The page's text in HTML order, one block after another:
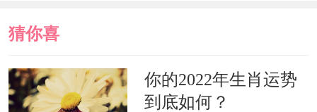
做出改变。
8月怀孕好不好
猜你喜
欢
你的2022年生肖运势
到底如何？